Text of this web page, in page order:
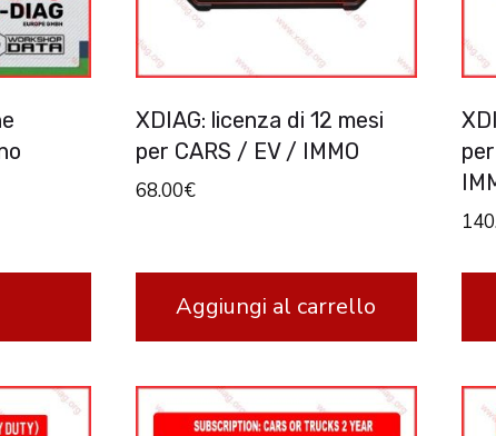
XDIAG: licenza di 12 mesi
per CARS / EV / IMMO
68.00€
Aggiungi al carrello